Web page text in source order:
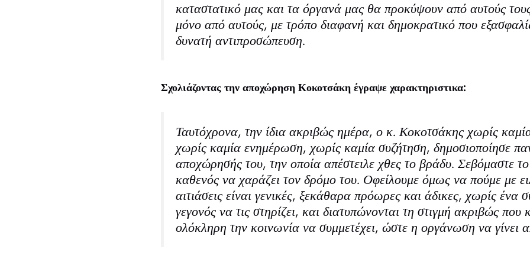
καταστατικό μας και τα όργανά μας θα προκύψουν από αυτούς
μόνο από αυτούς, με τρόπο διαφανή και δημοκρατικό που
δυνατή αντιπροσώπευση.
Σχολιάζοντας την αποχώρηση Κοκοτσάκη έγραψε χαρακτηριστικα:
Ταυτόχρονα, την ίδια ακριβώς ημέρα, ο κ. Κοκοτσάκης χωρίς
χωρίς καμία ενημέρωση, χωρίς καμία συζήτηση, δημοσιοποίησε
αποχώρησής του, την οποία απέστειλε χθες το βράδυ. Σεβόμαστε
καθενός να χαράζει τον δρόμο του. Οφείλουμε όμως να πούμε με
αιτιάσεις είναι γενικές, ξεκάθαρα πρόωρες και άδικες, χωρίς ένα
γεγονός να τις στηρίζει, και διατυπώνονται τη στιγμή ακριβώς που
ολόκληρη την κοινωνία να συμμετέχει, ώστε η οργάνωση να γίνει